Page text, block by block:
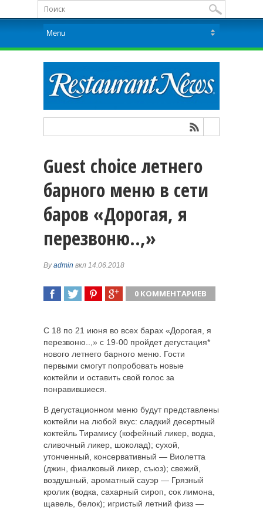
Guest choice летнего
барного меню в сети
баров «Дорогая, я
перезвоню..,»
Byadmin вкл 14.06.2018
0 КОММЕНТАРИЕВ
С 18 по 21 июня во всех барах «Дорогая, я
перезвоню..,» с 19-00 пройдет дегустация*
нового летнего барного меню. Гости
первыми смогут попробовать новые
коктейли и оставить свой голос за
понравившиеся.
В дегустационном меню будут представлены
коктейли на любой вкус: сладкий десертный
коктейль Тирамису (кофейный ликер, водка,
сливочный ликер, шоколад); сухой,
утонченный, консервативный — Виолетта
(джин, фиалковый ликер, съюз); свежий,
воздушный, ароматный сауэр — Грязный
кролик (водка, сахарный сироп, сок лимона,
щавель, белок); игристый летний физз —